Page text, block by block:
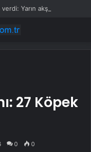
27 Köpek
0 0